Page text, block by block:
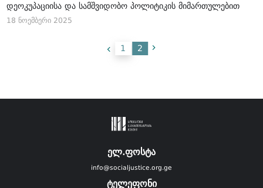
დეოკუპაციისა და სამშვიდობო პოლიტიკის მიმართულებით
18 ნოემბერი 2025
1 2
ელ.ფოსტა
info@socialjustice.org.ge
ტელეფონი